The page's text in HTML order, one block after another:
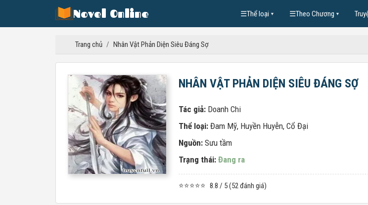
Novel Online ☰Thể loại ▼ ☰Theo Chương ▼
Trang chủ / Nhân Vật Phản Diện Siêu Đáng Sợ
NHÂN VẬT PHẢN DIỆN SIÊU ĐÁNG SỢ
Tác giả: Doanh Chi
Thể loại: Đam Mỹ, Huyền Huyễn, Cổ Đại
Nguồn: Sưu tầm
Trạng thái: Đang ra
⭐⭐⭐⭐⭐ 8.8 / 5 (52 đánh giá)